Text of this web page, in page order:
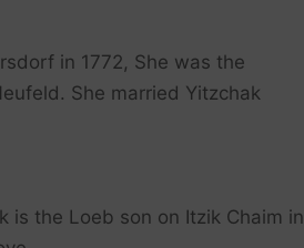
in 1772, She was the
She married Yitzchak
is the Loeb son on Itzik Chaim in